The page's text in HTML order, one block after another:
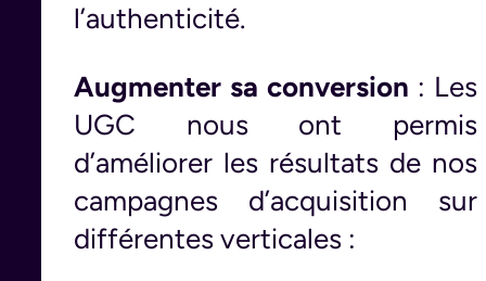
l’authenticité.
Augmenter sa conversion : Les
UGC nous ont permis
d’améliorer les résultats de nos
campagnes d’acquisition sur
différentes verticales :